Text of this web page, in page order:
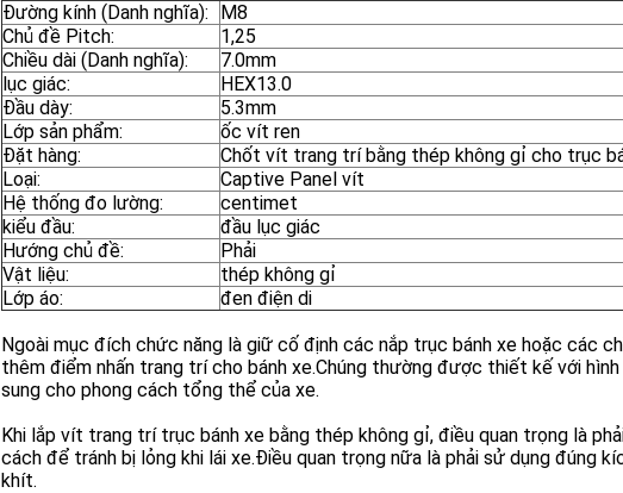
Đường kính (Danh nghĩa):
M8
Chủ đề Pitch:
1,25
Chiều dài (Danh nghĩa):
7.0mm
lục giác:
HEX13.0
Đầu dày:
5.3mm
Lớp sản phẩm:
ốc vít ren
Đặt hàng:
Chốt vít trang trí bằng thép không gỉ cho trục
Loại:
Captive Panel vít
Hệ thống đo lường:
centimet
kiểu đầu:
đầu lục giác
Hướng chủ đề:
Phải
Vật liệu:
thép không gỉ
Lớp áo:
đen điện di
Ngoài mục đích chức năng là giữ cố định các nắp trục bánh xe hoặc các
thêm điểm nhấn trang trí cho bánh xe.Chúng thường được thiết kế với
sung cho phong cách tổng thể của xe.
Khi lắp vít trang trí trục bánh xe bằng thép không gỉ, điều quan trọng là
cách để tránh bị lỏng khi lái xe.Điều quan trọng nữa là phải sử dụng đúng
khít.